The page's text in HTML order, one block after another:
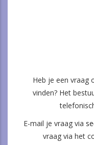
Heb je een vraag
vinden? Het
E-mail je vraag via
vraag via het